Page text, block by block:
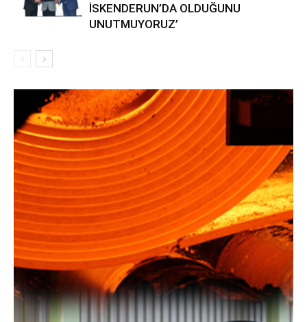
İSKENDERUN’DA OLDUĞUNU
UNUTMUYORUZ’